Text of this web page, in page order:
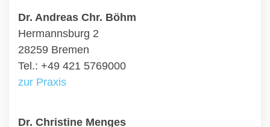
Dr. Andreas Chr. Böhm
Hermannsburg 2
28259 Bremen
Tel.: +49 421 5769000
zur Praxis
Dr. Christine Menges